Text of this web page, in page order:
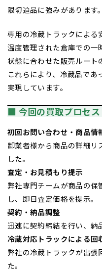
限切迫品に強みがあります。
専用の冷蔵トラックによる
温度管理された倉庫での一
状態に合わせた販売ルート
これらにより、冷蔵品であ
実現しています。
■ 今回の買取プロセス
初回お問い合わせ・商品情
卸業者様から商品の詳細リ
した。
査定・お見積もり提示
弊社専門チームが商品の保
し、即日査定価格を提示。
契約・納品調整
迅速に契約締結を行い、納
冷蔵対応トラックによる回
弊社の冷蔵トラックが出張
た。